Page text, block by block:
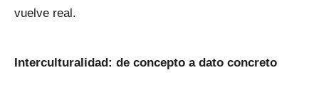
vuelve real.
Interculturalidad: de concepto a dato concreto